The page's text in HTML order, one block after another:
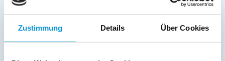
Zustimmung Details Über Cookies
Freier Kommentar an Vermieter